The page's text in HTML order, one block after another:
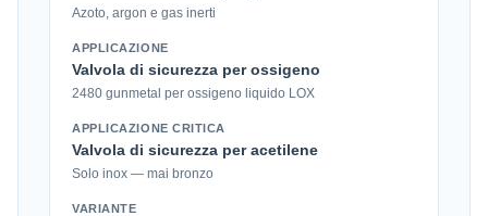
Azoto, argon e gas inerti
APPLICAZIONE
Valvola di sicurezza per ossigeno
2480 gunmetal per ossigeno liquido LOX
APPLICAZIONE CRITICA
Valvola di sicurezza per acetilene
Solo inox — mai bronzo
VARIANTE